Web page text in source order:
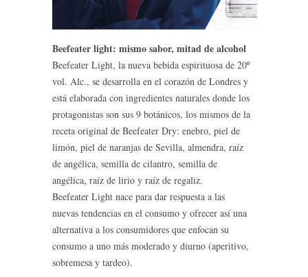
Beefeater light: mismo sabor, mitad de alcohol
Beefeater Light, la nueva bebida espirituosa de 20º
vol. Alc., se desarrolla en el corazón de Londres y
está elaborada con ingredientes naturales donde los
protagonistas son sus 9 botánicos, los mismos de la
receta original de Beefeater Dry: enebro, piel de
limón, piel de naranjas de Sevilla, almendra, raíz
de angélica, semilla de cilantro, semilla de
angélica, raíz de lirio y raíz de regaliz.
Beefeater Light nace para dar respuesta a las
nuevas tendencias en el consumo y ofrecer así una
alternativa a los consumidores que enfocan su
consumo a uno más moderado y diurno (aperitivo,
sobremesa y tardeo).